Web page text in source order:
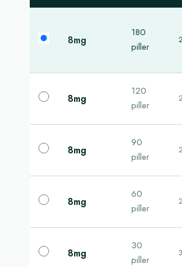
8mg
180
piller
8mg
120
piller
8mg
90
piller
8mg
60
piller
8mg
30
piller